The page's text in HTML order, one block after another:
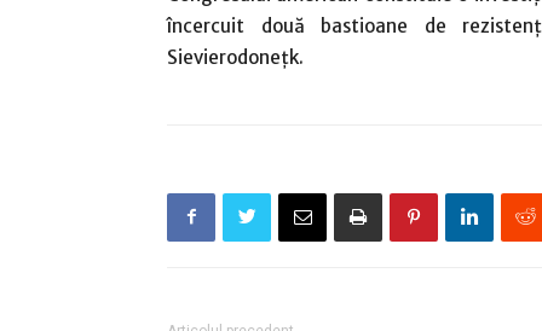
încercuit două bastioane de
Sievierodoneţk.